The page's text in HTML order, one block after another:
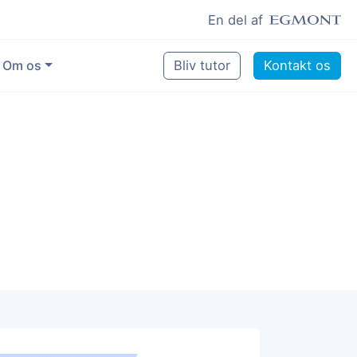
En del af
Om os Bliv tutor Kontakt os